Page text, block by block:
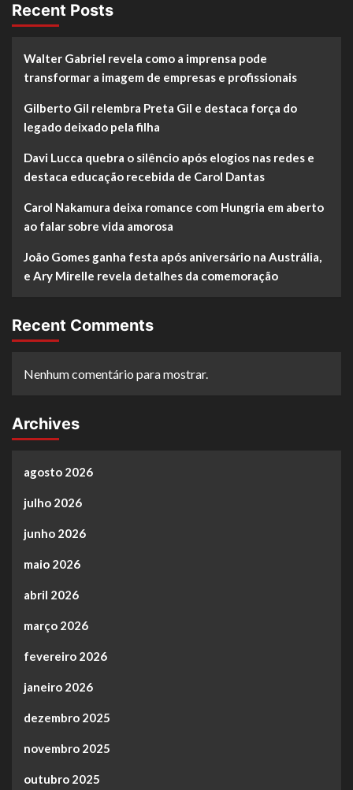
Recent Posts
Walter Gabriel revela como a imprensa pode
transformar a imagem de empresas e profissionais
Gilberto Gil relembra Preta Gil e destaca força do
legado deixado pela filha
Davi Lucca quebra o silêncio após elogios nas redes e
destaca educação recebida de Carol Dantas
Carol Nakamura deixa romance com Hungria em aberto
ao falar sobre vida amorosa
João Gomes ganha festa após aniversário na Austrália,
e Ary Mirelle revela detalhes da comemoração
Recent Comments
Nenhum comentário para mostrar.
Archives
agosto 2026
julho 2026
junho 2026
maio 2026
abril 2026
março 2026
fevereiro 2026
janeiro 2026
dezembro 2025
novembro 2025
outubro 2025